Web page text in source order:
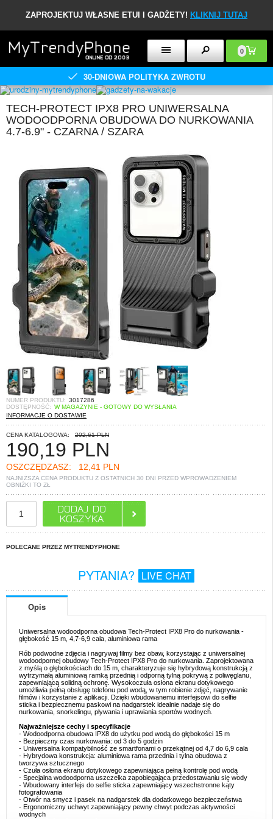
ZAPROJEKTUJ WŁASNE ETUI I GADŻETY! KLIKNIJ TUTAJ
0
30-DNIOWA POLITYKA ZWROTU
TECH-PROTECT IPX8 PRO UNIWERSALNA
WODOODPORNA OBUDOWA DO NURKOWANIA
4.7-6.9" - CZARNA / SZARA
NUMER PRODUKTU: 3017286
DOSTĘPNOŚĆ: W MAGAZYNIE - GOTOWY DO WYSŁANIA
INFORMACJE O DOSTAWIE
CENA KATALOGOWA: 202,61 PLN
190,19 PLN
OSZCZĘDZASZ: 12,41 PLN
NAJNIŻSZA CENA PRODUKTU Z OSTATNICH 30 DNI PRZED WPROWADZENIEM
OBNIŻKI TO ZŁ
POLECANE PRZEZ MYTRENDYPHONE
PYTANIA? LIVE CHAT
Opis
Uniwersalna wodoodporna obudowa Tech-Protect IPX8 Pro do nurkowania -
głębokość 15 m, 4,7-6,9 cala, aluminiowa rama
Rób podwodne zdjęcia i nagrywaj filmy bez obaw, korzystając z uniwersalnej
wodoodpornej obudowy Tech-Protect IPX8 Pro do nurkowania. Zaprojektowana
z myślą o głębokościach do 15 m, charakteryzuje się hybrydową konstrukcją z
wytrzymałą aluminiową ramką przednią i odporną tylną pokrywą z poliwęglanu,
zapewniającą solidną ochronę. Wysokoczuła osłona ekranu dotykowego
umożliwia pełną obsługę telefonu pod wodą, w tym robienie zdjęć, nagrywanie
filmów i korzystanie z aplikacji. Dzięki wbudowanemu interfejsowi do selfie
sticka i bezpiecznemu paskowi na nadgarstek idealnie nadaje się do
nurkowania, snorkelingu, pływania i uprawiania sportów wodnych.
Najważniejsze cechy i specyfikacje
- Wodoodporna obudowa IPX8 do użytku pod wodą do głębokości 15 m
- Bezpieczny czas nurkowania: od 3 do 5 godzin
- Uniwersalna kompatybilność ze smartfonami o przekątnej od 4,7 do 6,9 cala
- Hybrydowa konstrukcja: aluminiowa rama przednia i tylna obudowa z
tworzywa sztucznego
- Czuła osłona ekranu dotykowego zapewniająca pełną kontrolę pod wodą
- Specjalna wodoodporna uszczelka zapobiegająca przedostawaniu się wody
- Wbudowany interfejs do selfie sticka zapewniający wszechstronne kąty
fotografowania
- Otwór na smycz i pasek na nadgarstek dla dodatkowego bezpieczeństwa
- Ergonomiczny uchwyt zapewniający pewny chwyt podczas aktywności
wodnych